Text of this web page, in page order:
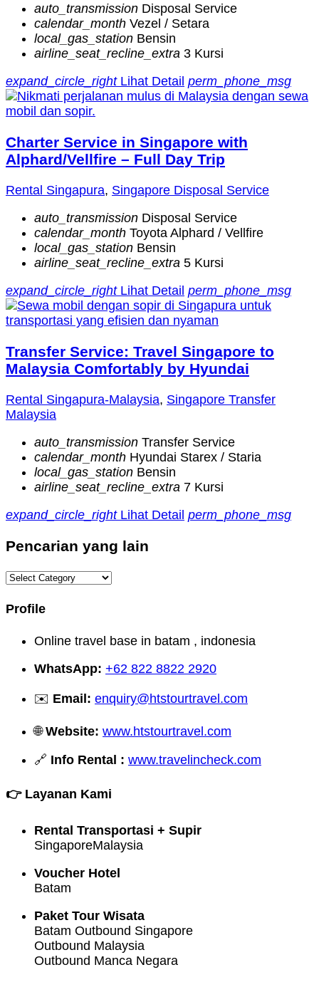
auto_transmission Disposal Service
calendar_month Vezel / Setara
local_gas_station Bensin
airline_seat_recline_extra 3 Kursi
expand_circle_rightLihat Detail perm_phone_msg
Charter Service in Singapore with
Alphard/Vellfire – Full Day Trip
Rental Singapura, Singapore Disposal Service
auto_transmission Disposal Service
calendar_month Toyota Alphard / Vellfire
local_gas_station Bensin
airline_seat_recline_extra 5 Kursi
expand_circle_rightLihat Detail perm_phone_msg
Transfer Service: Travel Singapore to
Malaysia Comfortably by Hyundai
Rental Singapura-Malaysia, Singapore Transfer
Malaysia
auto_transmission Transfer Service
calendar_month Hyundai Starex / Staria
local_gas_station Bensin
airline_seat_recline_extra 7 Kursi
expand_circle_rightLihat Detail perm_phone_msg
Pencarian yang lain
Pencarian
lain
Profile
Online travel base in batam , indonesia
WhatsApp: +62 822 8822 2920
✉️ Email: enquiry@htstourtravel.com
🌐Website: www.htstourtravel.com
🔗 Info Rental : www.travelincheck.com
👉 Layanan Kami
Rental Transportasi + Supir
SingaporeMalaysia
Voucher Hotel
Batam
Paket Tour Wisata
Batam Outbound Singapore
Outbound Malaysia
Outbound Manca Negara